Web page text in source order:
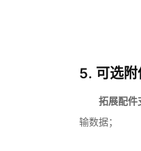
5. 可选
拓展配件
输数据；